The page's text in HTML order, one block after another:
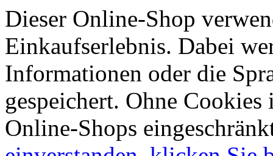
Dieser Online-Shop
Einkaufserlebnis. Dabei
Informationen oder die
gespeichert. Ohne
Online-Shops